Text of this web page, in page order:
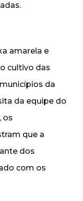
amarela e
cultivo das
da
da equipe do
os
que a
dos
com os